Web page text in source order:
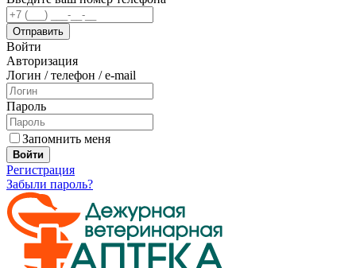
Войти
Авторизация
Логин / телефон / e-mail
Пароль
Запомнить меня
Войти
Регистрация
Забыли пароль?